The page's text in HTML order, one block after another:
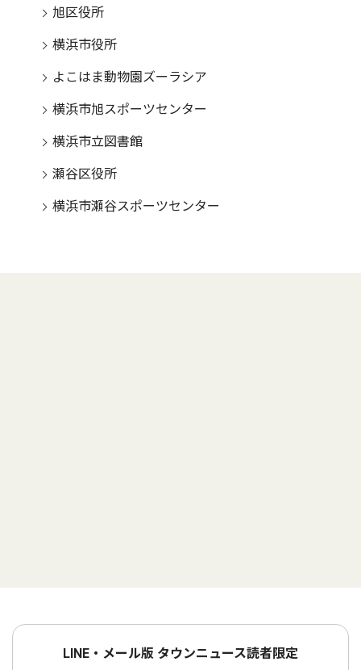
旭区役所
横浜市役所
よこはま動物園ズーラシア
横浜市旭スポーツセンター
横浜市立図書館
瀬谷区役所
横浜市瀬谷スポーツセンター
LINE・メール版 タウンニュース読者限定